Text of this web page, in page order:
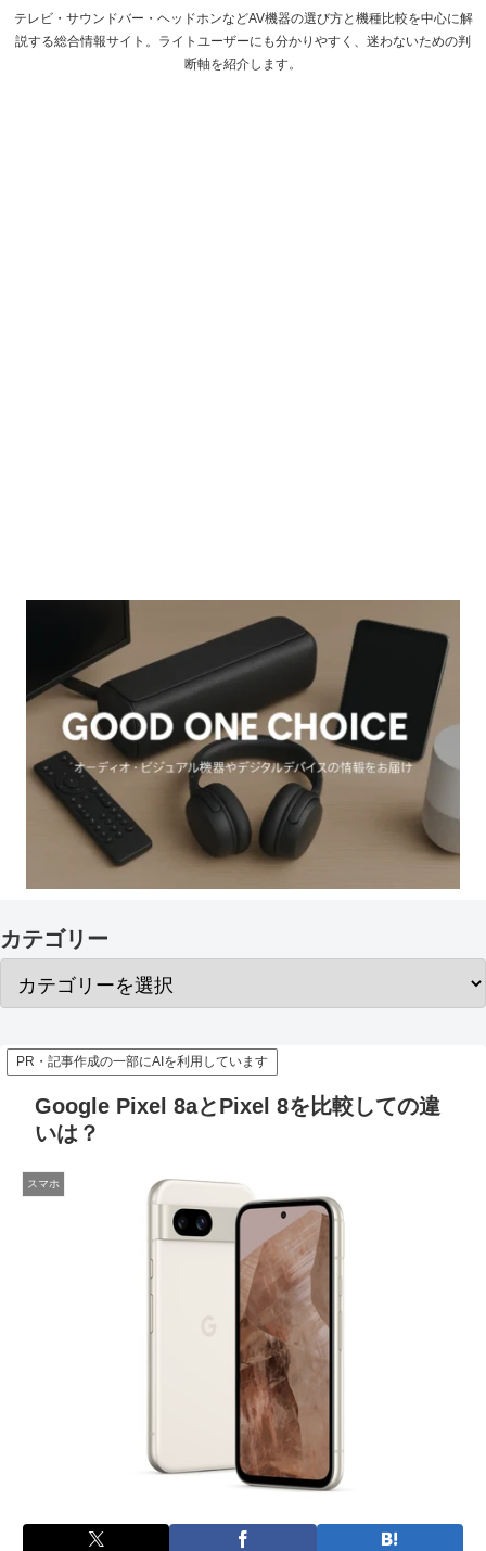
テレビ・サウンドバー・ヘッドホンなどAV機器の選び方と機種比較を中心に解
説する総合情報サイト。ライトユーザーにも分かりやすく、迷わないための判
断軸を紹介します。
カテゴリー
PR・記事作成の一部にAIを利用しています
Google Pixel 8aとPixel 8を比較しての違
いは？
スマホ